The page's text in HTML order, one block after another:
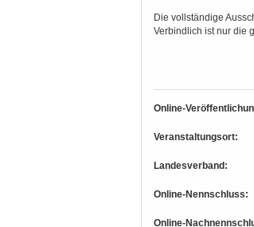
Die vollständige
Verbindlich ist nur die
Online-
Veranstaltungsort:
Landesverband:
Online-Nennschluss:
Online-